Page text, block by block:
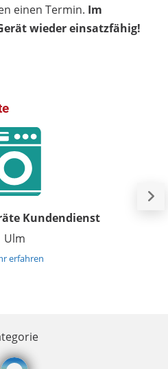
einen Termin. Im
wieder einsatzfähig!
Kundendienst
Ulm
erfahren